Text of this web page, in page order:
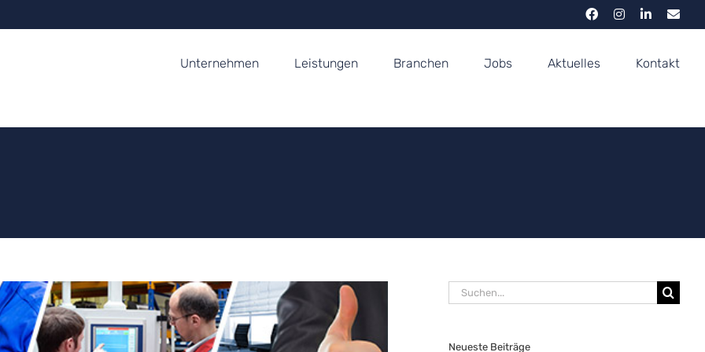
FacebookInstagram
LinkedIn
E-
Unternehmen Leistungen Branchen Jobs Aktuelles Kontakt
Suche
Neueste Beiträge